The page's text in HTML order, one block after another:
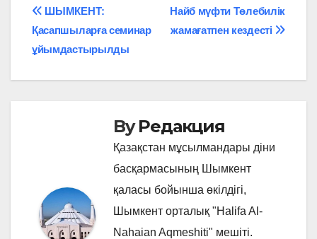
Навигация
по
записям
Найб мүфти Төлебилік
жамағатпен кездесті
ШЫМКЕНТ:
Қасапшыларға семинар
ұйымдастырылды
ByРедакция
Қазақстан мұсылмандары діни
басқармасының Шымкент
қаласы бойынша өкілдігі,
Шымкент орталық "Halifa Al-
Nahaian Aqmeshiti" мешіті.